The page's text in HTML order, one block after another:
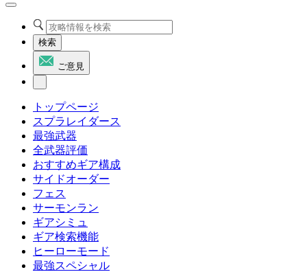
検索
ご意見
トップページ
スプラレイダース
最強武器
全武器評価
おすすめギア構成
サイドオーダー
フェス
サーモンラン
ギアシミュ
ギア検索機能
ヒーローモード
最強スペシャル